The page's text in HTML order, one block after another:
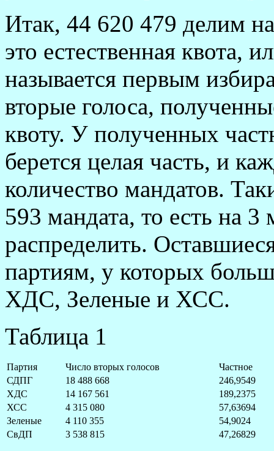
Итак, 44 620 479 делим
это естественная квота,
называется первым
вторые голоса,
квоту. У полученных
берется целая часть, и
количество мандатов.
593 мандата, то есть на
распределить.
партиям, у которых
ХДС, Зеленые и ХСС.
Таблица 1
Партия Число вторых голосов
Частное
СДПГ
18 488 668
246,9549
ХДС
14 167 561
189,2375
ХСС
4 315 080
57,63694
Зеленые
4 110 355
54,9024
СвДП
3 538 815 47,26829